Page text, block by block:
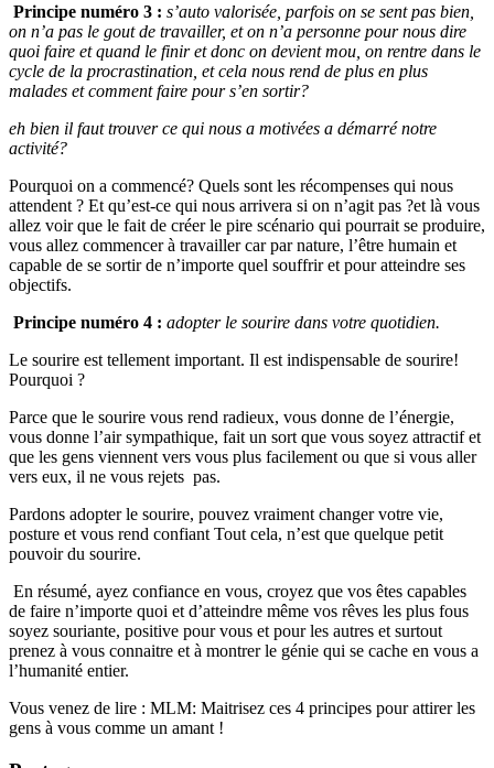
Principe numéro 3 : s’auto valorisée, parfois on se sent pas bien,
on n’a pas le gout de travailler, et on n’a personne pour nous dire
quoi faire et quand le finir et donc on devient mou, on rentre dans le
cycle de la procrastination, et cela nous rend de plus en plus
malades et comment faire pour s’en sortir?
eh bien il faut trouver ce qui nous a motivées a démarré notre
activité?
Pourquoi on a commencé? Quels sont les récompenses qui nous
attendent ? Et qu’est-ce qui nous arrivera si on n’agit pas ?et là vous
allez voir que le fait de créer le pire scénario qui pourrait se produire,
vous allez commencer à travailler car par nature, l’être humain et
capable de se sortir de n’importe quel souffrir et pour atteindre ses
objectifs.
Principe numéro 4 : adopter le sourire dans votre quotidien.
Le sourire est tellement important. Il est indispensable de sourire!
Pourquoi ?
Parce que le sourire vous rend radieux, vous donne de l’énergie,
vous donne l’air sympathique, fait un sort que vous soyez attractif et
que les gens viennent vers vous plus facilement ou que si vous aller
vers eux, il ne vous rejets pas.
Pardons adopter le sourire, pouvez vraiment changer votre vie,
posture et vous rend confiant Tout cela, n’est que quelque petit
pouvoir du sourire.
En résumé, ayez confiance en vous, croyez que vos êtes capables
de faire n’importe quoi et d’atteindre même vos rêves les plus fous
soyez souriante, positive pour vous et pour les autres et surtout
prenez à vous connaitre et à montrer le génie qui se cache en vous a
l’humanité entier.
Vous venez de lire : MLM: Maitrisez ces 4 principes pour attirer les
gens à vous comme un amant !